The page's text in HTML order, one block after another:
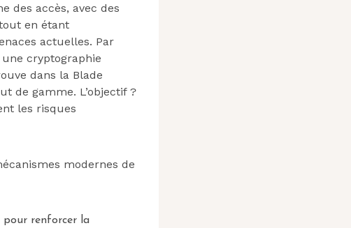
des accès, avec des
en étant
actuelles. Par
cryptographie
dans la Blade
de gamme. L’objectif ?
les risques
modernes de
pour renforcer la